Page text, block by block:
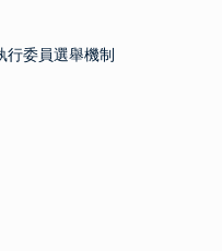
行委員選舉機制